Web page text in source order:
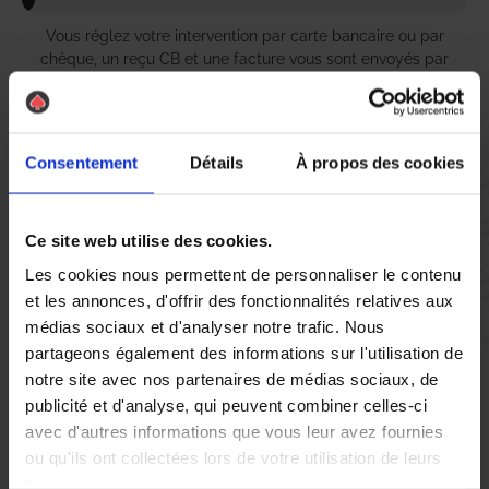
Consentement Détails À propos des cookies
Ce site web utilise des cookies.
Les cookies nous permettent de personnaliser le contenu
et les annonces, d'offrir des fonctionnalités relatives aux
médias sociaux et d'analyser notre trafic. Nous
partageons également des informations sur l'utilisation de
notre site avec nos partenaires de médias sociaux, de
publicité et d'analyse, qui peuvent combiner celles-ci
avec d'autres informations que vous leur avez fournies
ou qu'ils ont collectées lors de votre utilisation de leurs
Vous réglez votre intervention par carte bancaire ou par
chèque, un reçu CB et une facture vous sont envoyés par
Etape 5 :
Vous recevez une demande d’évaluation de votre expérience
avec l’équipe AS DE PIC.
Nous avons pensé à tout
À Le Pontet, la lutte contre les nuisibles, en particulier les